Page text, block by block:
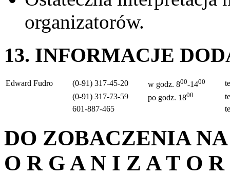
organizatorów.
13. INFORMACJE
Edward Fudro (0-91) 317-45-20 w godz. 800-1400
(0-91) 317-73-59
po godz. 1800
601-887-465
DO ZOBACZENIA
O R G A N I Z A T O